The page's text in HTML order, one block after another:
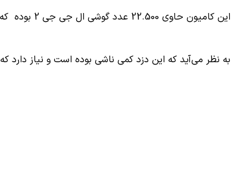
این کامیون حاوی 22.500 عدد گوشی ال جی جی 2 بوده که ارزش کل این محموله با احتساب هر گوشی 630 دلار بالغ بر 14 میلیون دلار می‌شده است.
به نظر می‌آید که این دزد کمی ناشی بوده است و نیاز دارد